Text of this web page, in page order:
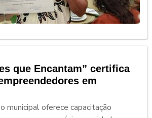
que Encantam” certifica
em
municipal oferece capacitação